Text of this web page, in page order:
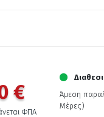
€
ΦΠΑ
Άμεση
Μέρες)